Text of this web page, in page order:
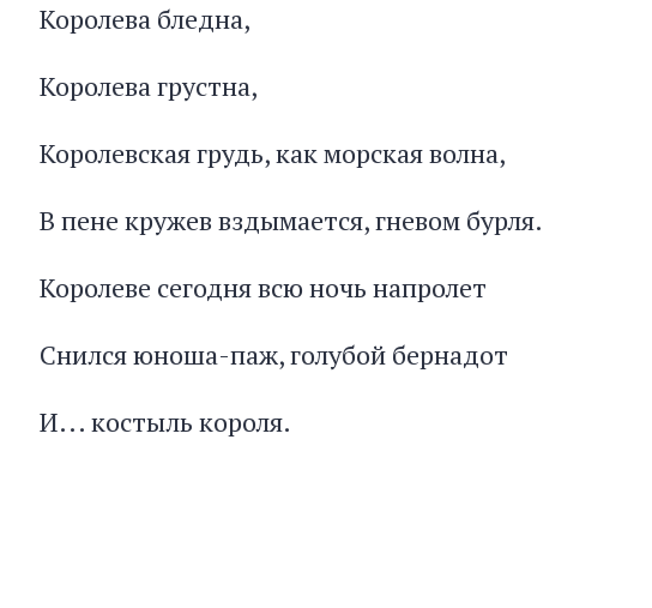
Королева бледна,
Королева грустна,
Королевская грудь, как морская волна,
В пене кружев вздымается, гневом бурля.
Королеве сегодня всю ночь напролет
Снился юноша-паж, голубой бернадот
И... костыль короля.